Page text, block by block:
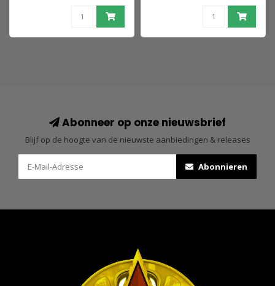
Abonneer op onze nieuwsbrief
Blijf op de hoogte van de nieuwste aanbiedingen & releases
Abonnieren